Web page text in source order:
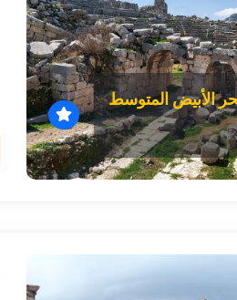
الأبيض المتوسط